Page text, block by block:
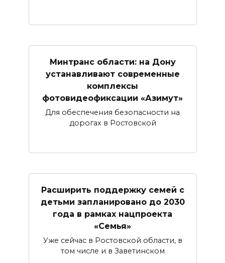
Минтранс области: на Дону
устанавливают современные
комплексы
фотовидеофиксации «Азимут»
Для обеспечения безопасности на
дорогах в Ростовской
Расширить поддержку семей с
детьми запланировано до 2030
года в рамках нацпроекта
«Семья»
Уже сейчас в Ростовской области, в
том числе и в Заветинском